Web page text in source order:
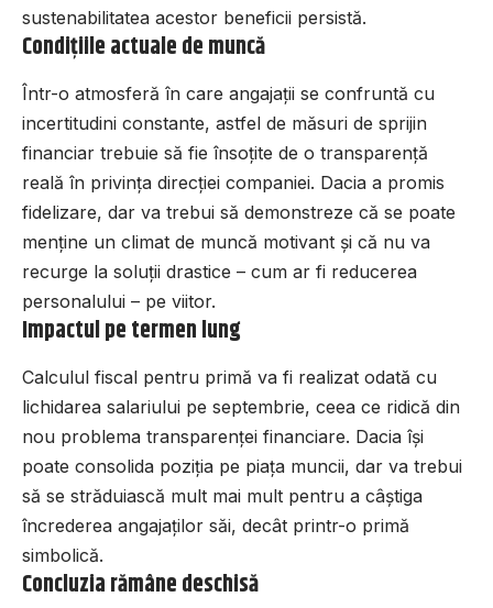
sustenabilitatea acestor beneficii persistă.
Condițiile actuale de muncă
Într-o atmosferă în care angajații se confruntă cu
incertitudini constante, astfel de măsuri de sprijin
financiar trebuie să fie însoțite de o transparență
reală în privința direcției companiei. Dacia a promis
fidelizare, dar va trebui să demonstreze că se poate
menține un climat de muncă motivant și că nu va
recurge la soluții drastice – cum ar fi reducerea
personalului – pe viitor.
Impactul pe termen lung
Calculul fiscal pentru primă va fi realizat odată cu
lichidarea salariului pe septembrie, ceea ce ridică din
nou problema transparenței financiare. Dacia își
poate consolida poziția pe piața muncii, dar va trebui
să se străduiască mult mai mult pentru a câștiga
încrederea angajaților săi, decât printr-o primă
simbolică.
Concluzia rămâne deschisă